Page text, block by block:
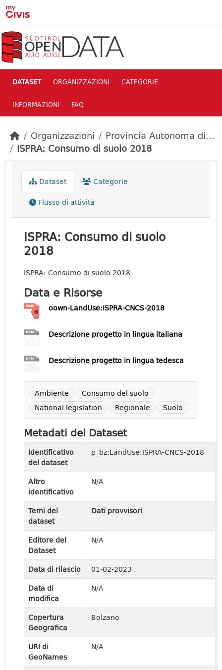
Skip to main content
DATASET ORGANIZZAZIONI CATEGORIE
INFORMAZIONI FAQ
Organizzazioni
Provincia Autonoma di...
ISPRA: Consumo di suolo 2018
Dataset
Categorie
Flusso di attività
ISPRA: Consumo di suolo
2018
ISPRA: Consumo di suolo 2018
Data e Risorse
oown-LandUse:ISPRA-CNCS-2018
Descrizione progetto in lingua italiana
Descrizione progetto in lingua tedesca
Ambiente
Consumo del suolo
National legislation
Regionale Suolo
Metadati del Dataset
Identificativo
del dataset
p_bz:LandUse:ISPRA-CNCS-2018
Altro
identificativo
N/A
Temi del
dataset
Dati provvisori
Editore del
Dataset
N/A
Data di rilascio
01-02-2023
Data di
modifica
N/A
Copertura
Geografica
Bolzano
URI di
GeoNames
N/A